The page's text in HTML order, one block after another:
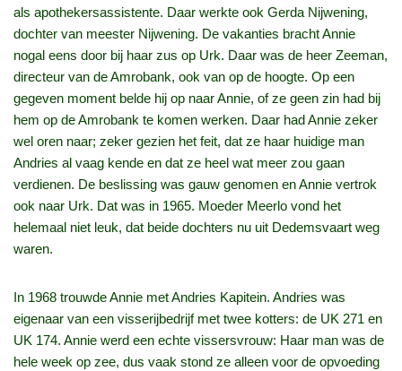
als apothekersassistente. Daar werkte ook Gerda Nijwening,
dochter van meester Nijwening. De vakanties bracht Annie
nogal eens door bij haar zus op Urk. Daar was de heer Zeeman,
directeur van de Amrobank, ook van op de hoogte. Op een
gegeven moment belde hij op naar Annie, of ze geen zin had bij
hem op de Amrobank te komen werken. Daar had Annie zeker
wel oren naar; zeker gezien het feit, dat ze haar huidige man
Andries al vaag kende en dat ze heel wat meer zou gaan
verdienen. De beslissing was gauw genomen en Annie vertrok
ook naar Urk. Dat was in 1965. Moeder Meerlo vond het
helemaal niet leuk, dat beide dochters nu uit Dedemsvaart weg
waren.
In 1968 trouwde Annie met Andries Kapitein. Andries was
eigenaar van een visserijbedrijf met twee kotters: de UK 271 en
UK 174. Annie werd een echte vissersvrouw: Haar man was de
hele week op zee, dus vaak stond ze alleen voor de opvoeding